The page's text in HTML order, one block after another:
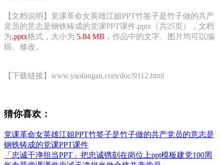
【文档说明】党课革命女英雄江姐PPT竹签子是竹子做的共产
党员的意志是钢铁铸成的党课PPT课件.pptx（共25页），文档
为.pptx格式，大小为 5.84 MB ，作品中的文字、图片均可以编
辑、修改。
【下载链接】www.yaofangan.com/doc/9112.html
猜你喜欢：
党课革命女英雄江姐PPT竹签子是竹子做的共产党员的意志是
钢铁铸成的党课PPT课件
「忠诚干净担当PPT」把忠诚镌刻在岗位上ppt模板建党100周